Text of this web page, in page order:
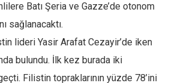
Batı Şeria ve Gazze’de otonom
sağlanacaktı.
lideri Yasir Arafat Cezayir’de iken
bulundu. İlk kez burada iki
Filistin topraklarının yüzde 78’ini